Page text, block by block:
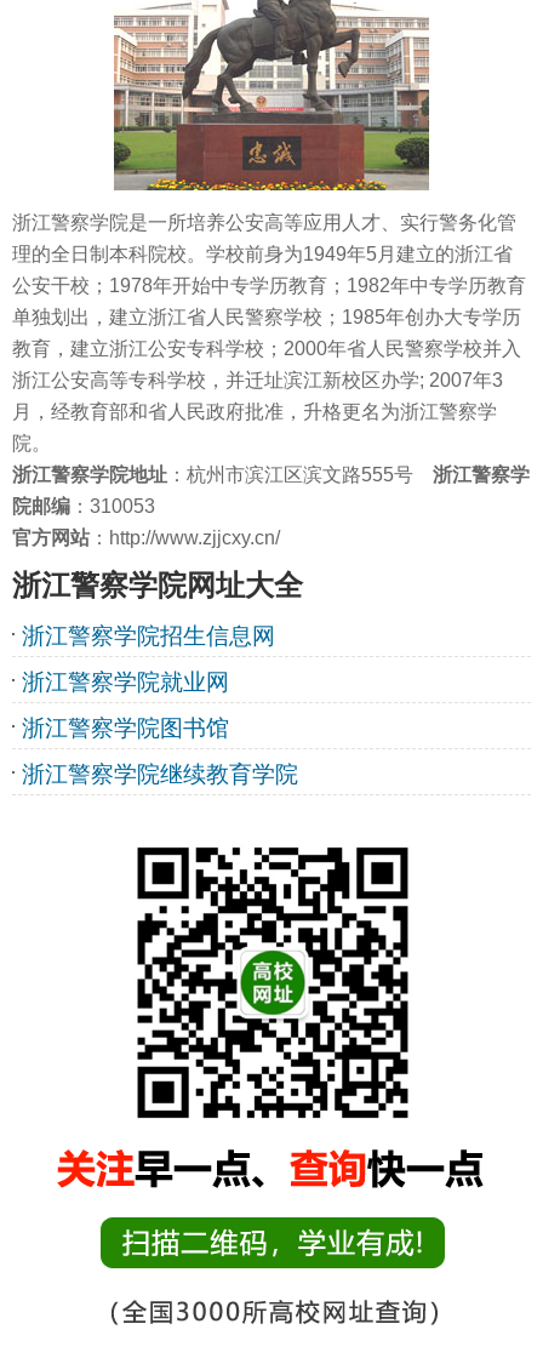
浙江警察学院是一所培养公安高等应用人才、实行警务化管
理的全日制本科院校。学校前身为1949年5月建立的浙江省
公安干校；1978年开始中专学历教育；1982年中专学历教育
单独划出，建立浙江省人民警察学校；1985年创办大专学历
教育，建立浙江公安专科学校；2000年省人民警察学校并入
浙江公安高等专科学校，并迁址滨江新校区办学; 2007年3
月，经教育部和省人民政府批准，升格更名为浙江警察学
院。
浙江警察学院地址 ：杭州市滨江区滨文路555号 浙江警察学
院邮编 ：310053
官方网站 ：http://www.zjjcxy.cn/
浙江警察学院网址大全
浙江警察学院招生信息网
浙江警察学院就业网
浙江警察学院图书馆
浙江警察学院继续教育学院